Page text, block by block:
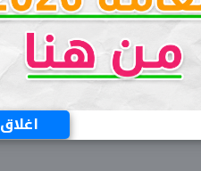
اغلاق